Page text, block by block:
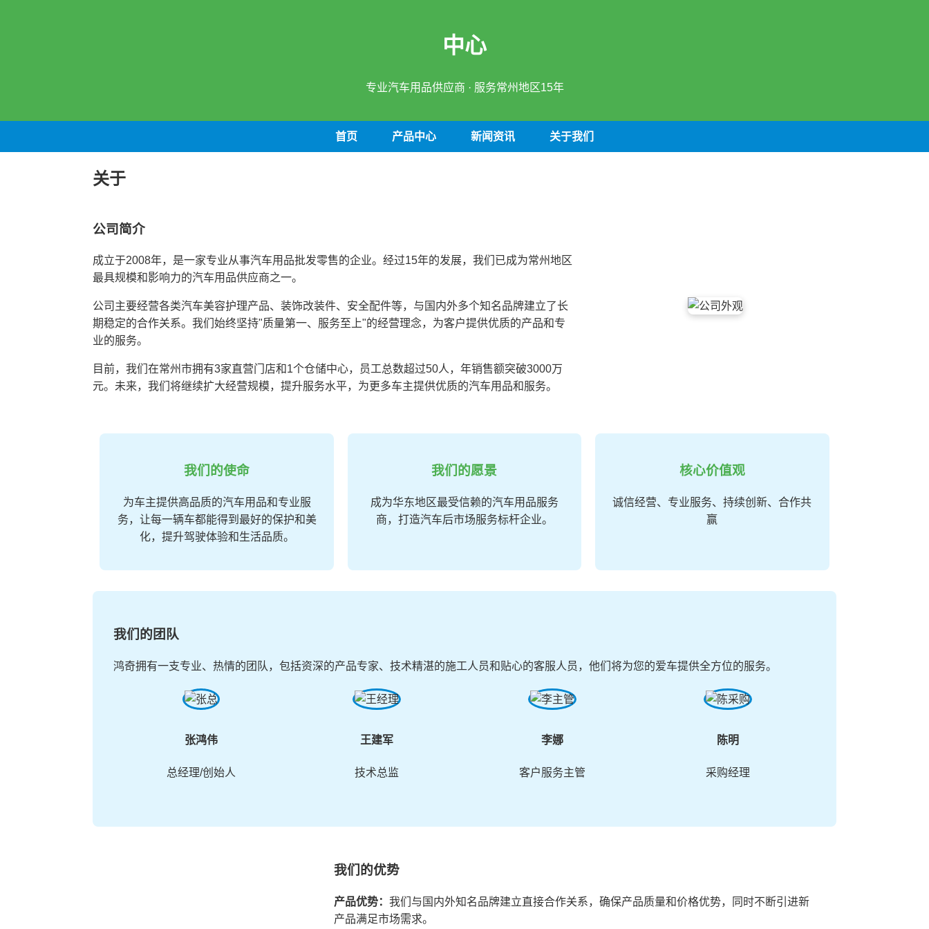
中心
专业汽车用品供应商 · 服务常州地区15年
首页 产品中心 新闻资讯 关于我们
关于
公司简介
成立于2008年，是一家专业从事汽车用品批发零售的企业。经过15年的发展，我们已成为常州地区
最具规模和影响力的汽车用品供应商之一。
公司主要经营各类汽车美容护理产品、装饰改装件、安全配件等，与国内外多个知名品牌建立了长
期稳定的合作关系。我们始终坚持"质量第一、服务至上"的经营理念，为客户提供优质的产品和专
业的服务。
目前，我们在常州市拥有3家直营门店和1个仓储中心，员工总数超过50人，年销售额突破3000万
元。未来，我们将继续扩大经营规模，提升服务水平，为更多车主提供优质的汽车用品和服务。
我们的使命
为车主提供高品质的汽车用品和专业服
务，让每一辆车都能得到最好的保护和美
化，提升驾驶体验和生活品质。
我们的愿景
成为华东地区最受信赖的汽车用品服务
商，打造汽车后市场服务标杆企业。
核心价值观
诚信经营、专业服务、持续创新、合作共
赢
我们的团队
鸿奇拥有一支专业、热情的团队，包括资深的产品专家、技术精湛的施工人员和贴心的客服人员，他们将为您的爱车提供全方位的服务。
张鸿伟
总经理/创始人
王建军
技术总监
李娜
客户服务主管
陈明
采购经理
我们的优势
产品优势： 我们与国内外知名品牌建立直接合作关系，确保产品质量和价格优势，同时不断引进新
产品满足市场需求。